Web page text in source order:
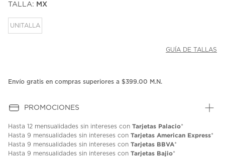
TALLA: MX
UNITALLA
GUÍA DE TALLAS
Envío gratis en compras superiores a $399.00 M.N.
PROMOCIONES
Hasta 12 mensualidades sin intereses con Tarjetas Palacio*
Hasta 9 mensualidades sin intereses con Tarjetas American Express*
Hasta 9 mensualidades sin intereses con Tarjetas BBVA*
Hasta 9 mensualidades sin intereses con Tarjetas Bajio*